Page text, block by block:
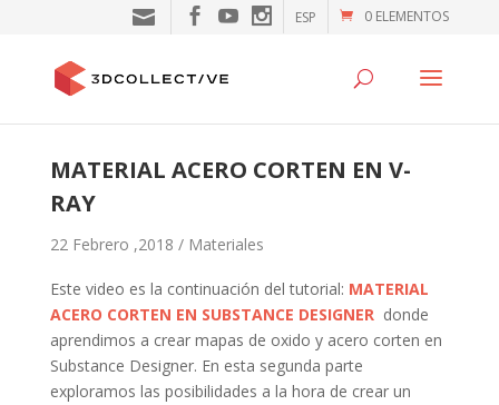
0 ELEMENTOS
ESP
MATERIAL ACERO CORTEN EN V-
RAY
22 Febrero ,2018 / Materiales
Este video es la continuación del tutorial: MATERIAL
ACERO CORTEN EN SUBSTANCE DESIGNER donde
aprendimos a crear mapas de oxido y acero corten en
Substance Designer. En esta segunda parte
exploramos las posibilidades a la hora de crear un